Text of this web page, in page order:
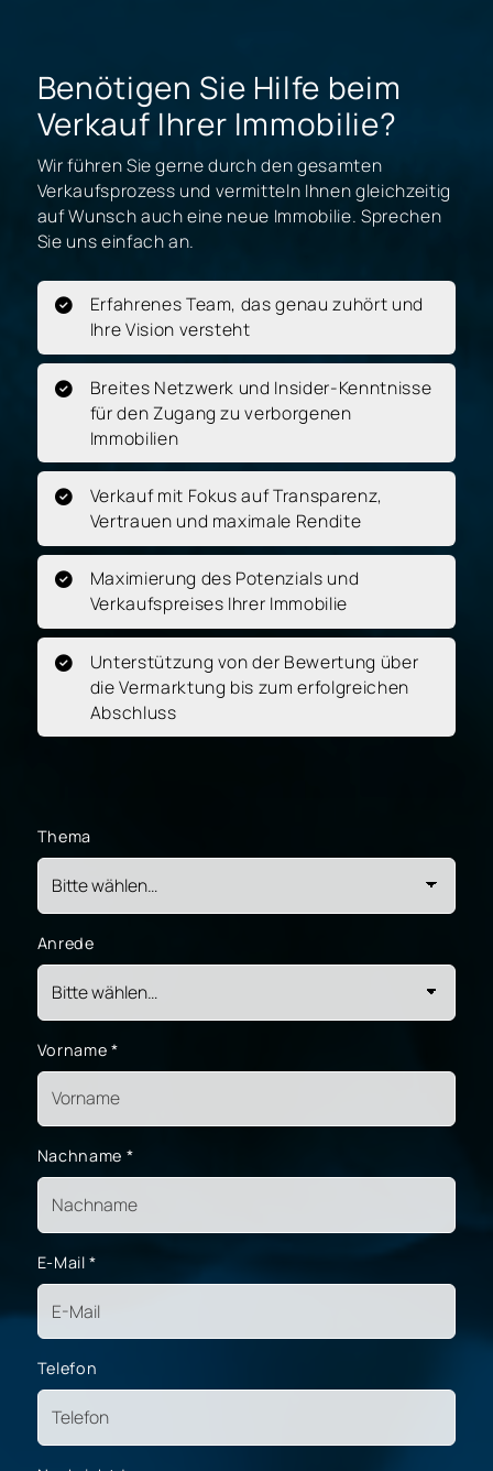
Benötigen Sie Hilfe beim
Verkauf Ihrer Immobilie?
Wir führen Sie gerne durch den gesamten
Verkaufsprozess und vermitteln Ihnen gleichzeitig
auf Wunsch auch eine neue Immobilie. Sprechen
Sie uns einfach an.
Erfahrenes Team, das genau zuhört und
Ihre Vision versteht
Breites Netzwerk und Insider-Kenntnisse
für den Zugang zu verborgenen
Immobilien
Verkauf mit Fokus auf Transparenz,
Vertrauen und maximale Rendite
Maximierung des Potenzials und
Verkaufspreises Ihrer Immobilie
Unterstützung von der Bewertung über
die Vermarktung bis zum erfolgreichen
Abschluss
Thema
Anrede
Vorname *
Nachname *
E-Mail*
Telefon